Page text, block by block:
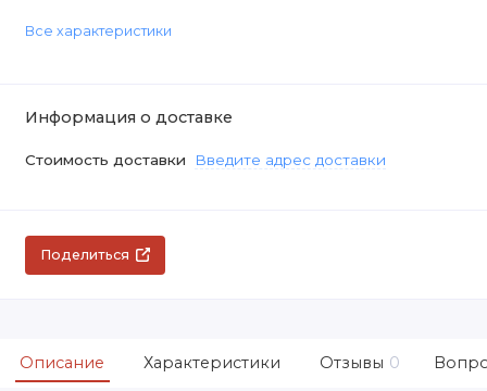
Все характеристики
Информация о доставке
Стоимость доставки Введите адрес доставки
Поделиться
Описание Характеристики Отзывы 0